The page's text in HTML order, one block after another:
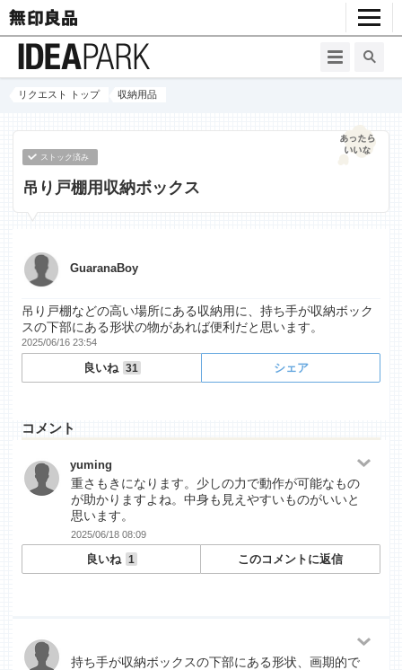
リクエスト トップ 収納用品
ストック済み
吊り戸棚用収納ボックス
GuaranaBoy
吊り戸棚などの高い場所にある収納用に、持ち手が収納ボック
スの下部にある形状の物があれば便利だと思います。
2025/06/16 23:54
良いね 31 シェア
コメント
yuming
重さもきになります。少しの力で動作が可能なもの
が助かりますよね。中身も見えやすいものがいいと
思います。
2025/06/18 08:09
良いね 1 このコメントに返信
持ち手が収納ボックスの下部にある形状、画期的で